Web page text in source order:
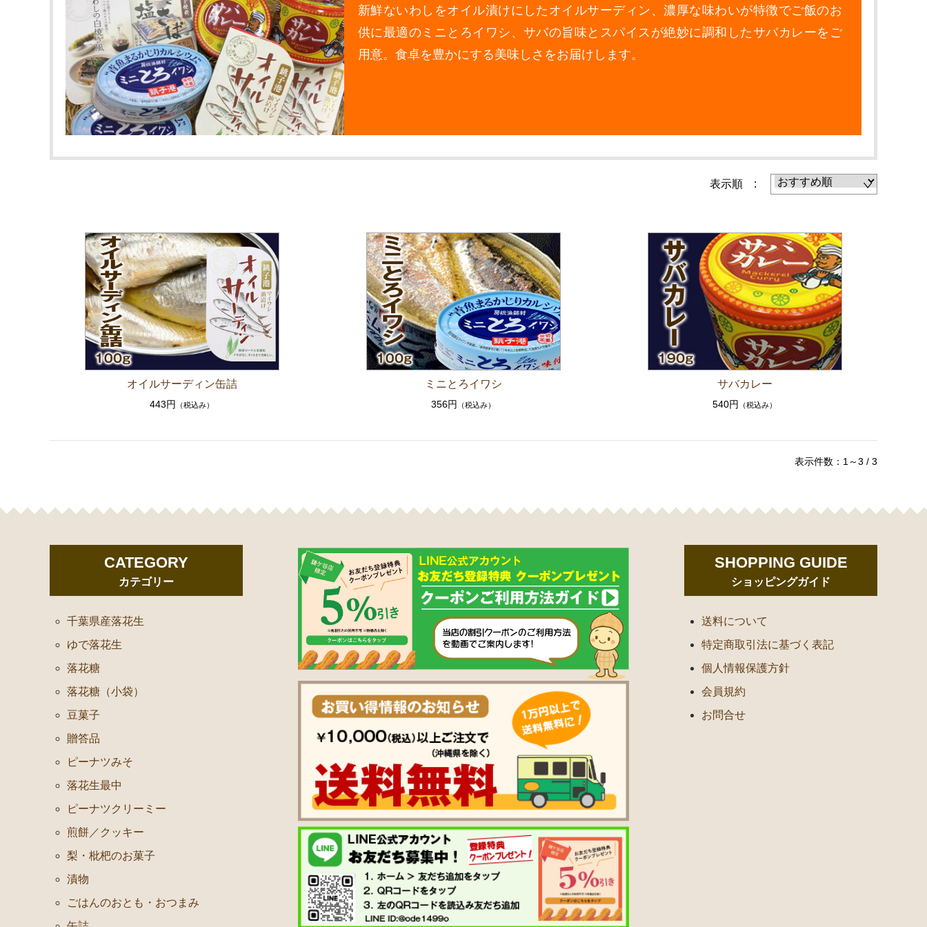
ピーナツクリーミー
煎餅／クッキー
梨・枇杷のお菓子
ネコポス対応商品
贈答用紙袋・ビニール袋
新鮮ないわしをオイル漬けにしたオイルサーディン、濃厚な味わいが特徴でご飯のお
供に最適のミニとろイワシ、サバの旨味とスパイスが絶妙に調和したサバカレーをご
用意。食卓を豊かにする美味しさをお届けします。
表示順 :
オイルサーディン缶詰
443円 （税込み）
ミニとろイワシ
356円 （税込み）
サバカレー
540円 （税込み）
表示件数：1～3 / 3
CATEGORY
カテゴリー
千葉県産落花生
ゆで落花生
落花糖
落花糖（小袋）
豆菓子
贈答品
ピーナツみそ
落花生最中
ピーナツクリーミー
煎餅／クッキー
梨・枇杷のお菓子
漬物
ごはんのおとも・おつまみ
SHOPPING GUIDE
ショッピングガイド
送料について
特定商取引法に基づく表記
個人情報保護方針
会員規約
お問合せ